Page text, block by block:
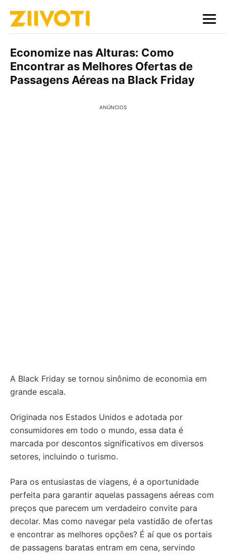
Economize nas Alturas: Como
Encontrar as Melhores Ofertas de
Passagens Aéreas na Black Friday
ANÚNCIOS
A Black Friday se tornou sinônimo de economia em
grande escala.
Originada nos Estados Unidos e adotada por
consumidores em todo o mundo, essa data é
marcada por descontos significativos em diversos
setores, incluindo o turismo.
Para os entusiastas de viagens, é a oportunidade
perfeita para garantir aquelas passagens aéreas com
preços que parecem um verdadeiro convite para
decolar. Mas como navegar pela vastidão de ofertas
e encontrar as melhores opções? É aí que os portais
de passagens baratas entram em cena, servindo